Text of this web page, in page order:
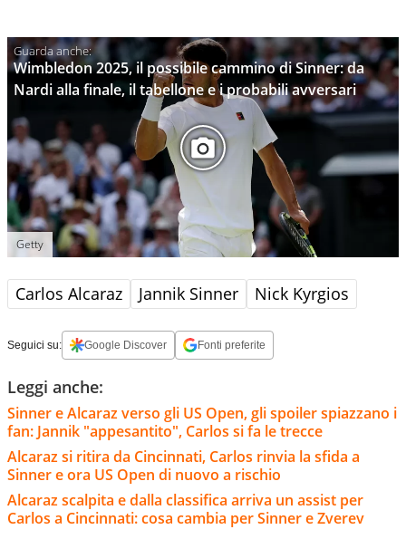
Wimbledon 2025, il possibile cammino di Sinner: da
Nardi alla finale, il tabellone e i probabili avversari
Getty
Carlos Alcaraz Jannik Sinner Nick Kyrgios
Seguici su: Google Discover Fonti preferite
Leggi anche:
Sinner e Alcaraz verso gli US Open, gli spoiler spiazzano i
fan: Jannik "appesantito", Carlos si fa le trecce
Alcaraz si ritira da Cincinnati, Carlos rinvia la sfida a
Sinner e ora US Open di nuovo a rischio
Alcaraz scalpita e dalla classifica arriva un assist per
Carlos a Cincinnati: cosa cambia per Sinner e Zverev